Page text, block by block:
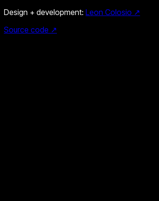
Design + development: Leon Colosio ↗
Source code ↗